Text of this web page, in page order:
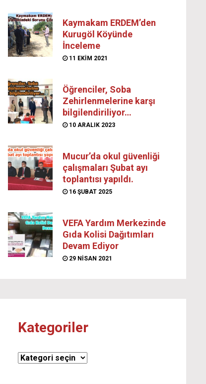
Kaymakam ERDEM’den
Kurugöl Köyünde
İnceleme
11 EKIM 2021
Öğrenciler, Soba
Zehirlenmelerine karşı
bilgilendiriliyor…
10 ARALIK 2023
Mucur’da okul güvenliği
çalışmaları Şubat ayı
toplantısı yapıldı.
16 ŞUBAT 2025
VEFA Yardım Merkezinde
Gıda Kolisi Dağıtımları
Devam Ediyor
29 NISAN 2021
Kategoriler
Kategoriler